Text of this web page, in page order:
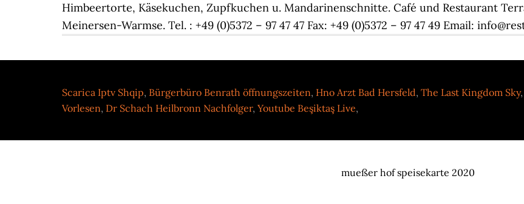
Himbeertorte, Käsekuchen, Zupfkuchen u. Mandarinenschnitte. Café und Restaurant
Meinersen-Warmse. Tel. : +49 (0)5372 – 97 47 47 Fax: +49 (0)5372 – 97 47 49 Email:
Scarica Iptv Shqip, Bürgerbüro Benrath öffnungszeiten, Hno Arzt Bad Hersfeld, The Last Kingdom Sky,
Vorlesen, Dr Schach Heilbronn Nachfolger, Youtube Beşiktaş Live,
mueßer hof speisekarte 2020